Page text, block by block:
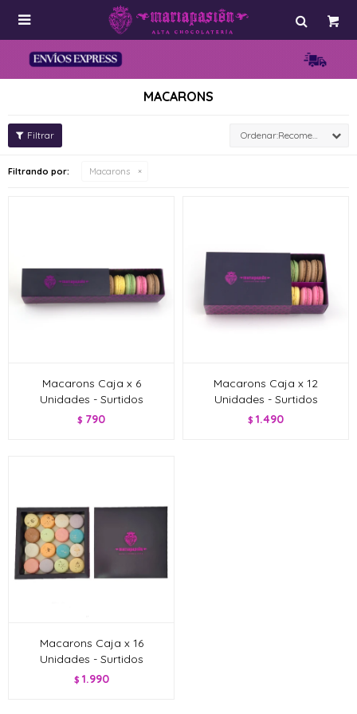

MACARONS
Recomendados
Filtrando por: Macarons
Macarons Caja x 6
Unidades - Surtidos
$ 790
Macarons Caja x 12
Unidades - Surtidos
$ 1.490
Macarons Caja x 16
Unidades - Surtidos
$ 1.990